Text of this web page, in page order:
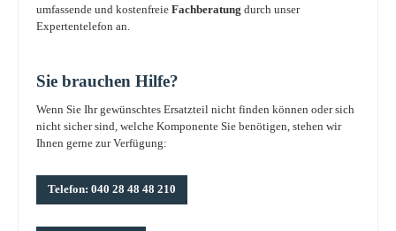
umfassende und kostenfreie Fachberatung durch unser
Expertentelefon an.
Sie brauchen Hilfe?
Wenn Sie Ihr gewünschtes Ersatzteil nicht finden können oder sich
nicht sicher sind, welche Komponente Sie benötigen, stehen wir
Ihnen gerne zur Verfügung:
Telefon: 040 28 48 48 210